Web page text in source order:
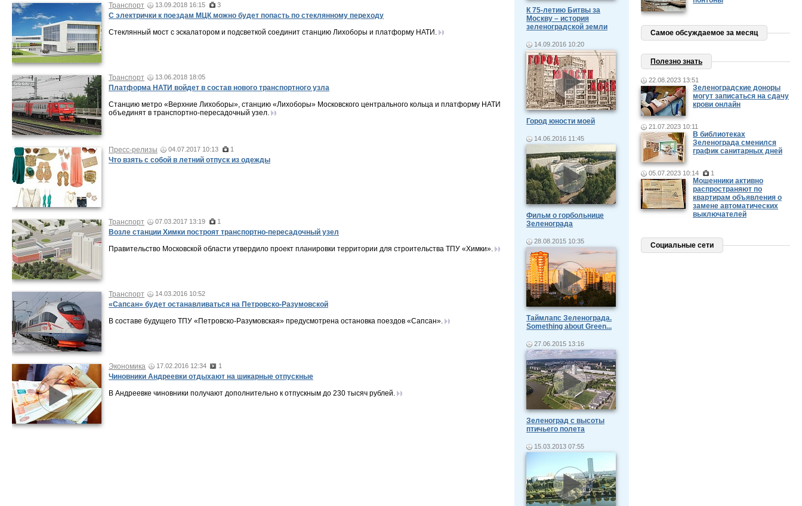
Транспорт 13.09.2018 16:15 3
С электрички к поездам МЦК можно будет попасть по стеклянному переходу
Стеклянный мост с эскалатором и подсветкой соединит станцию Лихоборы и платформу НАТИ.
Транспорт 13.06.2018 18:05
Платформа НАТИ войдет в состав нового транспортного узла
Станцию метро «Верхние Лихоборы», станцию «Лихоборы» Московского центрального кольца и платформу НАТИ
объединят в транспортно-пересадочный узел.
Пресс-релизы 04.07.2017 10:13 1
Что взять с собой в летний отпуск из одежды
Транспорт 07.03.2017 13:19 1
Возле станции Химки построят транспортно-пересадочный узел
Правительство Московской области утвердило проект планировки территории для строительства ТПУ «Химки».
Транспорт 14.03.2016 10:52
«Сапсан» будет останавливаться на Петровско-Разумовской
В составе будущего ТПУ «Петровско-Разумовская» предусмотрена остановка поездов «Сапсан».
Экономика 17.02.2016 12:34 1
Чиновники Андреевки отдыхают на шикарные отпускные
В Андреевке чиновники получают дополнительно к отпускным до 230 тысяч рублей.
К 75-летию Битвы за
Москву – история
зеленоградской земли
14.09.2016 10:20
Город юности моей
14.06.2016 11:45
Фильм о горбольнице
Зеленограда
28.08.2015 10:35
Таймлапс Зеленограда.
Something about Green...
27.06.2015 13:16
Зеленоград с высоты
птичьего полета
15.03.2013 07:55
Самое обсуждаемое за месяц
Полезно знать
22.08.2023 13:51
Зеленоградские доноры
могут записаться на сдачу
крови онлайн
21.07.2023 10:11
В библиотеках
Зеленограда сменился
график санитарных дней
05.07.2023 10:14 1
Мошенники активно
распространяют по
квартирам объявления о
замене автоматических
выключателей
Социальные сети